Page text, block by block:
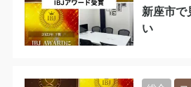
新座市で
い